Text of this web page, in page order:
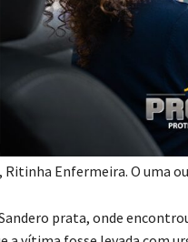
PMSC
na madrugada de
Enfermeira. O uma
prata, onde